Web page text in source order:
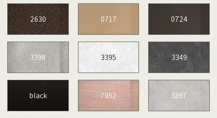
0724
0717
2630
3349
3395
3398
3397
7952
black